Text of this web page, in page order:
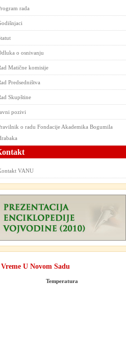
rada
o osnivanju
Matične komisije
Predsedništva
Skupštine
pozivi
o radu Fondacije Akademika Bogumila
VANU
Vreme U Novom Sadu
Temperatura